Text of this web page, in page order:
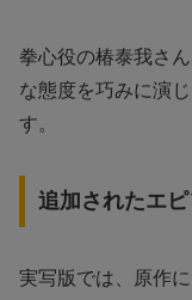
拳心役の椿泰我さ
な態度を巧みに演
す。
追加されたエ
実写版では、原作